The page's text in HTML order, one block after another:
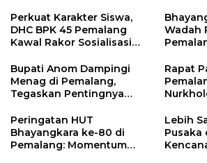
Perkuat Karakter Siswa,
DHC BPK 45 Pemalang
Kawal Rakor Sosialisasi
Petarukan
Wadah
Bupati Anom Dampingi
Menag di Pemalang,
Tegaskan Pentingnya
Nikah
Rapat
Peringatan HUT
Bhayangkara ke-80 di
Pemalang: Momentum
Lebih
Pusaka